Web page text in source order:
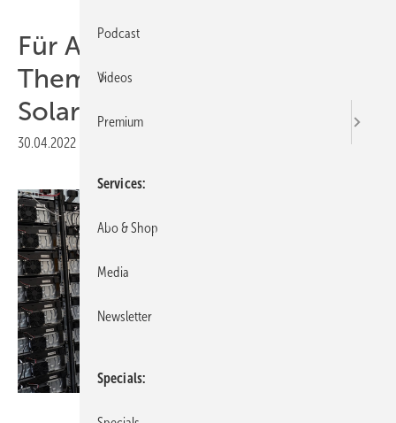
Für Abonnenten: Neues
Themenheft über
Solarspeicher erscheint
30.04.2022
Podcast
Videos
Premium
Services
Abo & Shop
Media
Newsletter
Specials